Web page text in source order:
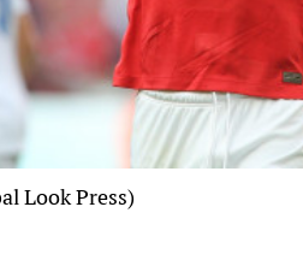
Look Press)